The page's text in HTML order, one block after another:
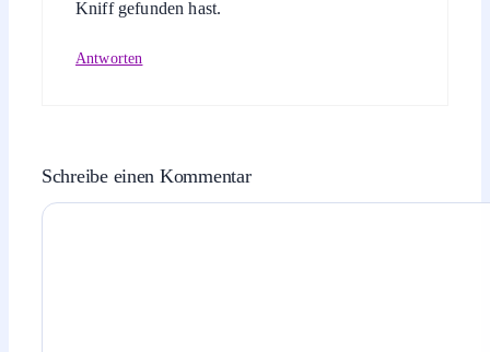
Kniff gefunden hast.
Antworten
Schreibe einen Kommentar
Kommentar